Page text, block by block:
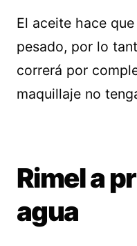
El aceite hace
pesado, por lo
correrá por
maquillaje no
Rimel a
agua